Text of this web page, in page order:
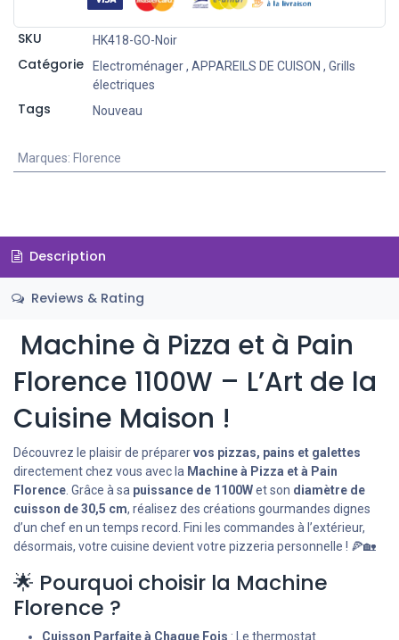
SKU HK418-GO-Noir
Catégorie Electroménager, APPAREILS DE CUISON , Grills
électriques
Tags Nouveau
Marques: Florence
Description
Reviews & Rating
Machine à Pizza et à Pain
Florence 1100W – L’Art de la
Cuisine Maison !
Découvrez le plaisir de préparervos pizzas, pains et galettes
directement chez vous avec la Machine à Pizza et à Pain
Florence . Grâce à sa puissance de 1100Wet son diamètre de
cuisson de 30,5 cm, réalisez des créations gourmandes dignes
d’un chef en un temps record. Fini les commandes à l’extérieur,
désormais, votre cuisine devient votre pizzeria personnelle ! 🍕🏡
🌟 Pourquoi choisir la Machine
Florence ?
Cuisson Parfaite à Chaque Fois : Le thermostat